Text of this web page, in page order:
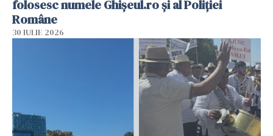
folosesc numele Ghișeul.ro și al Poliției
Române
30 IULIE 2026